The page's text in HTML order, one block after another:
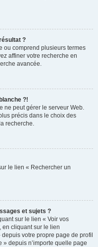
?
ou comprend plusieurs termes
affiner votre recherche en
avancée.
?!
ne peut gérer le serveur Web.
précis dans le choix des
recherche.
le lien « Rechercher un
et sujets ?
sur le lien « Voir vos
en cliquant sur le lien
votre propre page de profil
depuis n’importe quelle page